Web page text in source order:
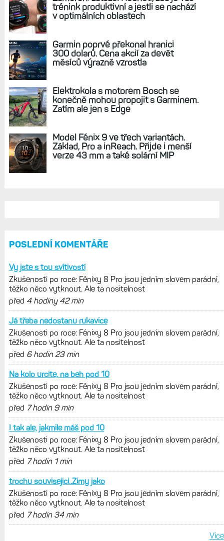
vytknout. Ale ta nositelnost
Zaměření zátěže: Hodnotí, zda je váš
trénink produktivní a jestli se nachází
v optimálních oblastech
Garmin poprvé překonal hranici
300 dolarů. Cena akcií za devět
měsíců výrazně vzrostla
Elektrokola s motorem Bosch se
konečně mohou propojit s Garminem.
Zatím ale jen s Edge
Model Fénix 9 ve třech variantách.
Základ, Pro a inReach. Přijde i menší
verze 43 mm a také solární MIP